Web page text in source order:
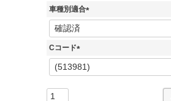
須
車種別適合
(
Cコード
(
必